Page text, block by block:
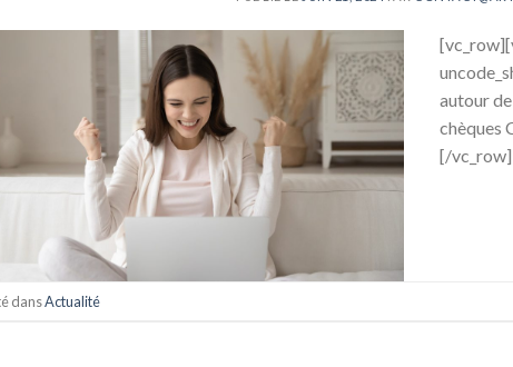
autour
chèques
[/vc_row]
dansActualité